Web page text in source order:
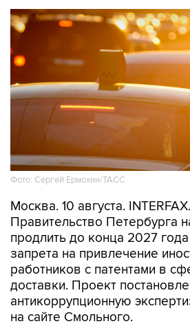
Фото: Сергей Ермохин/ТАСС
Москва. 10 августа.
Правительство Петербурга
продлить до конца 2027
запрета на привлечение
работников с патентами в
доставки. Проект
антикоррупционную
на сайте Смольного.